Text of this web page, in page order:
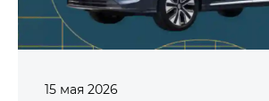
15 мая 2026